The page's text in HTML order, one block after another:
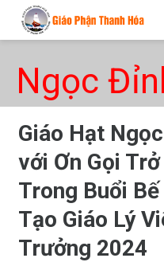
Ngọc
Giáo Hạt
với Ơn Gọi
Trong Buổi
Tạo Giáo Lý
Trưởng 2024